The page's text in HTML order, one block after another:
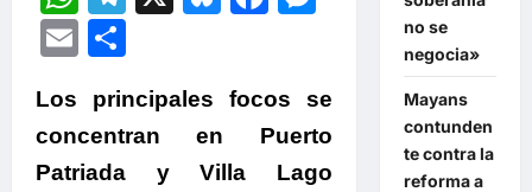
Email
Los principales focos se
concentran en Puerto
Patriada y Villa Lago
no se
negocia»
Mayans
contunden
te contra la
reforma a